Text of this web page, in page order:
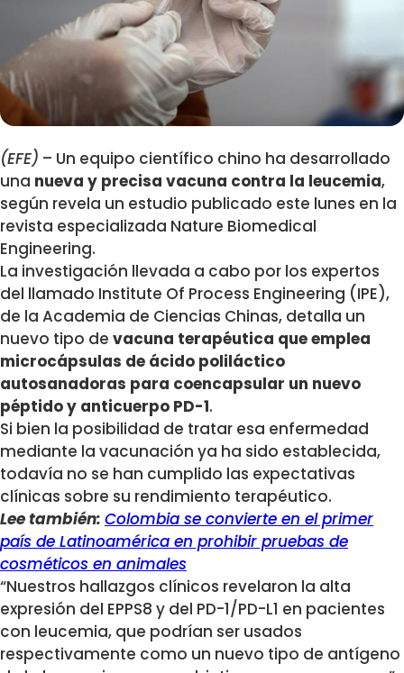
(EFE) – Un equipo científico chino ha desarrollado
una nueva y precisa vacuna contra la leucemia,
según revela un estudio publicado este lunes en la
revista especializada Nature Biomedical
Engineering.
La investigación llevada a cabo por los expertos
del llamado Institute Of Process Engineering (IPE),
de la Academia de Ciencias Chinas, detalla un
nuevo tipo de vacuna terapéutica que emplea
microcápsulas de ácido poliláctico
autosanadoras para coencapsular un nuevo
péptido y anticuerpo PD-1.
Si bien la posibilidad de tratar esa enfermedad
mediante la vacunación ya ha sido establecida,
todavía no se han cumplido las expectativas
clínicas sobre su rendimiento terapéutico.
Lee también: Colombia se convierte en el primer
país de Latinoamérica en prohibir pruebas de
cosméticos en animales
“Nuestros hallazgos clínicos revelaron la alta
expresión del EPPS8 y del PD-1/PD-L1 en pacientes
con leucemia, que podrían ser usados
respectivamente como un nuevo tipo de antígeno